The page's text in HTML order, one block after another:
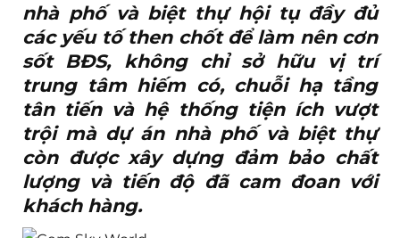
nhà phố và biệt thự hội tụ đầy đủ
các yếu tố then chốt để làm nên cơn
sốt BĐS, không chỉ sở hữu vị trí
trung tâm hiếm có, chuỗi hạ tầng
tân tiến và hệ thống tiện ích vượt
trội mà dự án nhà phố và biệt thự
còn được xây dựng đảm bảo chất
lượng và tiến độ đã cam đoan với
khách hàng.